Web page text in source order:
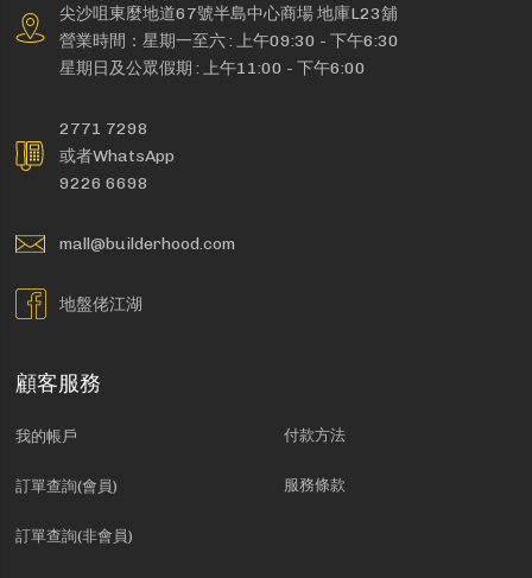
尖沙咀東麼地道67號半島中心商場 地庫L23舖
營業時間：星期一至六 : 上午09:30 - 下午6:30
星期日及公眾假期 : 上午11:00 - 下午6:00
2771 7298
或者WhatsApp
9226 6698
mall@builderhood.com
地盤佬江湖
顧客服務
我的帳戶
訂單查詢(會員)
訂單查詢(非會員)
付款方法
服務條款